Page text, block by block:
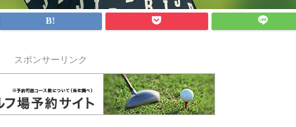
スポンサーリンク